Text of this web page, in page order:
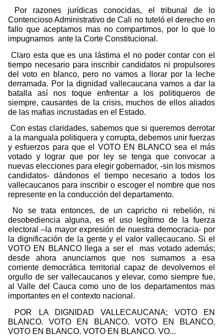
Por razones jurídicas conocidas, el tribunal de lo
Contencioso Administrativo de Cali no tuteló el derecho en
fallo que aceptamos mas no compartimos, por lo que lo
impugnamos ante la Corte Constitucional.
Claro esta que es una lástima el no poder contar con el
tiempo necesario para inscribir candidatos ni propulsores
del voto en blanco, pero no vamos a llorar por la leche
derramada. Por la dignidad vallecaucana vamos a dar la
batalla así nos toque enfrentar a los politiqueros de
siempre, causantes de la crisis, muchos de ellos aliados
de las mafias incrustadas en el Estado.
Con estas claridades, sabemos que si queremos derrotar
a la manguala politiquera y corrupta, debemos unir fuerzas
y esfuerzos para que el VOTO EN BLANCO sea el más
votado y lograr que por ley se tenga que convocar a
nuevas elecciones para elegir gobernador, -sin los mismos
candidatos- dándonos el tiempo necesario a todos los
vallecaucanos para inscribir o escoger el nombre que nos
represente en la conducción del departamento.
No se trata entonces, de un capricho ni rebelión, ni
desobediencia alguna, es el uso legítimo de la fuerza
electoral –la mayor expresión de nuestra democracia- por
la dignificación de la gente y el valor vallecaucano. Si el
VOTO EN BLANCO llega a ser el
mas votado además;
desde ahora anunciamos que nos sumamos a esa
corriente democrática territorial capaz de devolvernos el
orgullo de ser vallecaucanos y elevar, como siempre fue,
al Valle del Cauca como uno de los departamentos mas
importantes en el contexto nacional.
POR LA DIGNIDAD VALLECAUCANA; VOTO EN
BLANCO. VOTO EN BLANCO. VOTO EN BLANCO.
VOTO EN BLANCO. VOTO EN BLANCO. VO...